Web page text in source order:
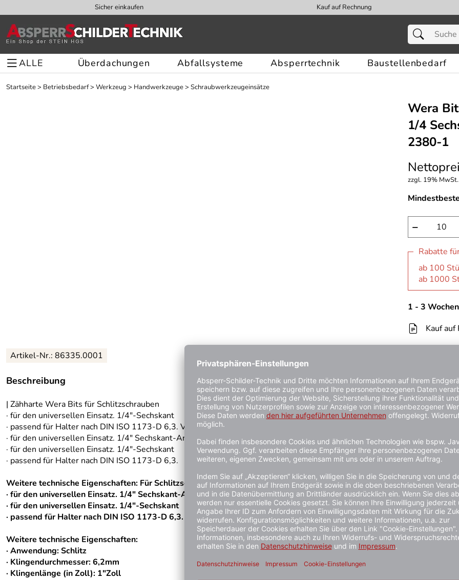
Sicher einkaufen Kauf auf Rechnung
ALLE Überdachungen Abfallsysteme Absperrtechnik Baustellenbedarf
Startseite> Betriebsbedarf> Werkzeug > Handwerkzeuge> Schraubwerkzeugeinsätze
Wera
1/4
2380-1
zzgl. 19%
−
Rabatte
ab 100
ab 1000
1 - 3 Wochen
Kauf auf
Artikel-Nr.: 86335.0001
Beschreibung
| Zähharte Wera Bits für Schlitzschrauben
· für den universellen Einsatz. 1/4″-Sechskant
· passend für Halter nach DIN ISO 1173-D 6,3. Vorteile: Für Schlitzschrauben. Zähhart
· für den universellen Einsatz. 1/4″ Sechskant-Antrieb (Wera Anschluss-Reihe 1). Zähharte Wera Bits für Schlitzschrauben
· für den universellen Einsatz. 1/4″-Sechskant
· passend für Halter nach DIN ISO 1173-D 6,3.
Weitere technische Eigenschaften: Für Schlitzschrauben. Zähhart
· für den universellen Einsatz. 1/4″ Sechskant-Antrieb (Wera Anschluss-Reihe 1). Zähharte Wera Bits für
· für den universellen Einsatz. 1/4″-Sechskant
· passend für Halter nach DIN ISO 1173-D 6,3.
Weitere technische Eigenschaften:
· Anwendung: Schlitz
· Klingendurchmesser: 6,2mm
· Klingenlänge (in Zoll): 1"Zoll